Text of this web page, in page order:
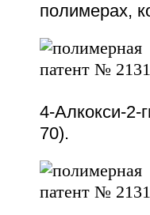
полимерах,
4-Алкокси-
70).